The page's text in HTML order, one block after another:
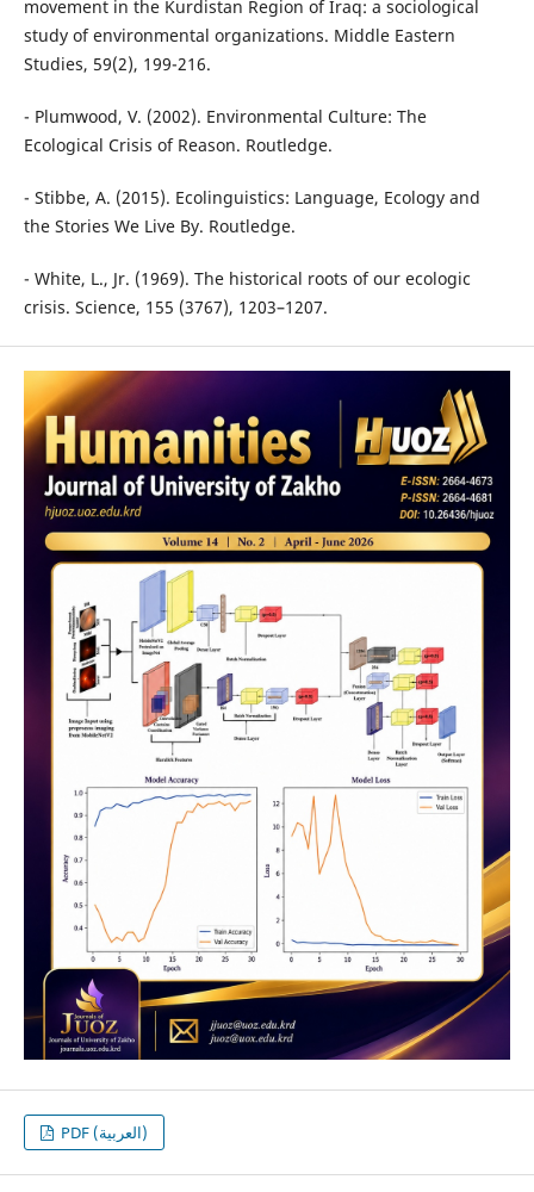
movement in the Kurdistan Region of Iraq: a sociological
study of environmental organizations. Middle Eastern
Studies, 59(2), 199-216.
- Plumwood, V. (2002). Environmental Culture: The
Ecological Crisis of Reason. Routledge.
- Stibbe, A. (2015). Ecolinguistics: Language, Ecology and
the Stories We Live By. Routledge.
- White, L., Jr. (1969). The historical roots of our ecologic
crisis. Science, 155 (3767), 1203–1207.
PDF (العربية)